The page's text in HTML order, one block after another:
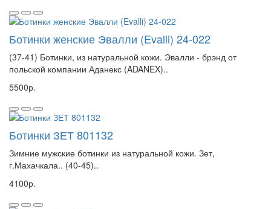
Ботинки женские Эвалли (Evalli) 24-022
(37-41) Ботинки, из натуральной кожи. Эвалли - брэнд от
польской компании Аданекс (ADANEX)..
5500р.
Ботинки ЗЕТ 801132
Зимние мужские ботинки из натуральной кожи. Зет,
г.Махачкала.. (40-45)..
4100р.